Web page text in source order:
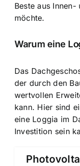
Beste aus
möchte.
Warum eine
Das
der durch den
wertvollen
kann. Hier sind
eine Loggia im
Investition sein